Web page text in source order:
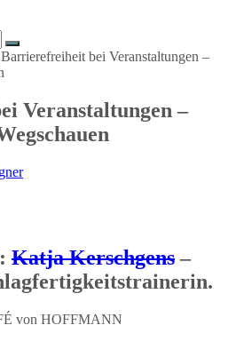
Veranstaltungen –
Katja Kerschgens–
von HOFFMANN